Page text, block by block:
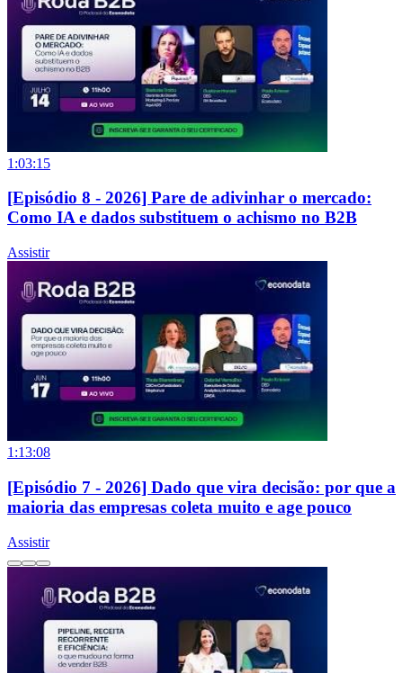
1:03:15
[Episódio 8 - 2026] Pare de adivinhar o mercado:
Como IA e dados substituem o achismo no B2B
Assistir
1:13:08
[Episódio 7 - 2026] Dado que vira decisão: por que a
maioria das empresas coleta muito e age pouco
Assistir